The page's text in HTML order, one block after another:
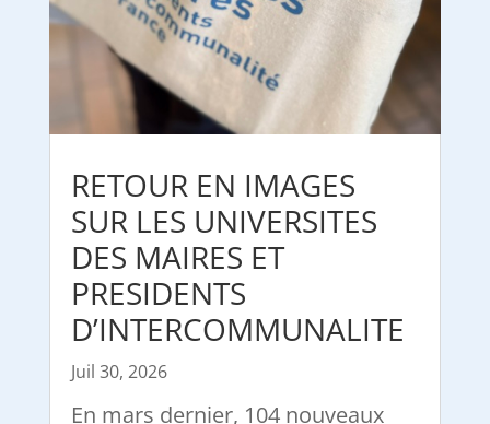
RETOUR EN IMAGES
SUR LES UNIVERSITES
DES MAIRES ET
PRESIDENTS
D’INTERCOMMUNALITE
Juil 30, 2026
En mars dernier, 104 nouveaux